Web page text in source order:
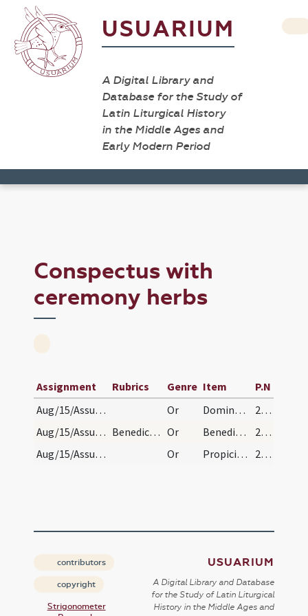
USUARIUM
A Digital Library and
Database for the Study of
Latin Liturgical History
in the Middle Ages and
Early Modern Period
Conspectus with
ceremony herbs
Assignment Rubrics Genre Item
P.N
Aug/15/Assumptio BMV/herbs/1
Or Domine Deus Pater omnipotens qui in initio fecisti hominem ad imaginem tuam ... Et ab omnibus pecoribus omnem putredinem et omne fantasma diaboli et omnem morbum et pestilentiam ac dolorem expellere digneris. Qui in Trinitata perfecta vivis et regnas Deus. Per omnia.
291 (143v)
Aug/15/Assumptio BMV/herbs/2
Benedictio alia Or Benedic Domine creaturam hanc florum herbarumque ut sit remedium salutare humano generi per invocationem tui sanctis nominis ... ut te laudentes in his ac in aliis tuis magnis mirabilous gratiam tuam obtinere valeamus. Qui vivis et regnas.
291 (143v)
Aug/15/Assumptio BMV/herbs/3
Or Propiciare famulis ac famulabus tuis Domine Deus ob gloriam sanctissimi nominis tui ... consequi mereamur et laudabiliter obtinere valeamus. Per eum qui nos in cruce redemit et salvavit Amen. 292 (144v)
contributors
copyright
Strigonometer
USUARIUM
A Digital Library and Database
for the Study of Latin Liturgical
History in the Middle Ages and